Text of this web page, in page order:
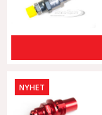
NYHET